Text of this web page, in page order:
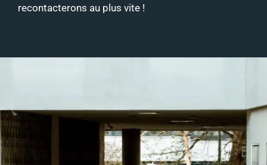
recontacterons au plus vite !